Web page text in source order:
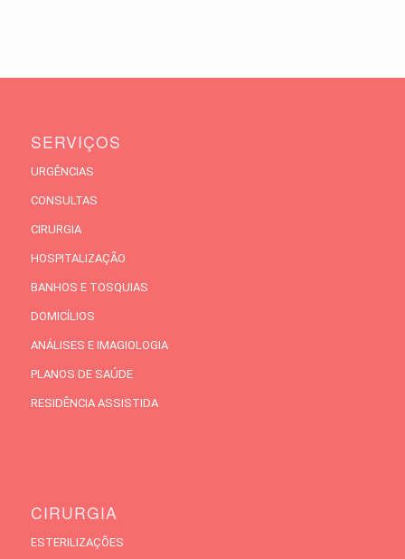
SERVIÇOS
URGÊNCIAS
CONSULTAS
CIRURGIA
HOSPITALIZAÇÃO
BANHOS E TOSQUIAS
DOMICÍLIOS
ANÁLISES E IMAGIOLOGIA
PLANOS DE SAÚDE
RESIDÊNCIA ASSISTIDA
CIRURGIA
ESTERILIZAÇÕES